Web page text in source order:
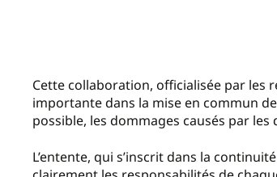
Cette collaboration, officialisée par les
importante dans la mise en commun
possible, les dommages causés par
L’entente, qui s’inscrit dans la